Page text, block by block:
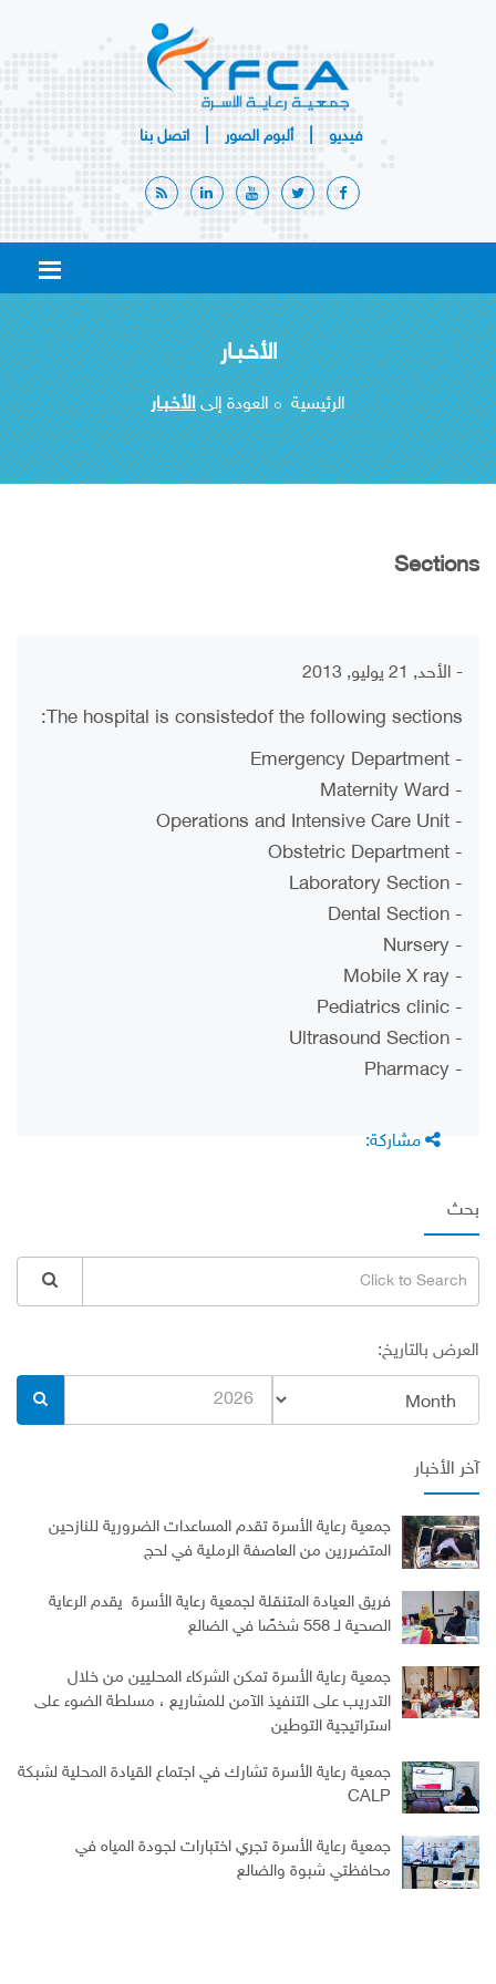
فيديو ألبومالصور اتصل بنا
الأخـبـار
الرئيسية العودة إلىالأخـبـار
Sections
- الأحد, 21 يوليو, 2013
The hospital is consistedof the following sections:
- Emergency Department
- Maternity Ward
- Operations and Intensive Care Unit
- Obstetric Department
- Laboratory Section
- Dental Section
- Nursery
- Mobile X ray
- Pediatrics clinic
- Ultrasound Section
- Pharmacy
مشاركة:
بحث
العرض بالتاريخ:
آخر الأخبار
جمعية رعاية الأسرة تقدم المساعدات الضرورية للنازحين
المتضررين من العاصفة الرملية في لحج
فريق العيادة المتنقلة لجمعية رعاية الأسرة يقدم الرعاية
الصحية لـ 558 شخصًا في الضالع
جمعية رعاية الأسرة تمكن الشركاء المحليين من خلال
التدريب على التنفيذ الآمن للمشاريع ، مسلطة الضوء على
استراتيجية التوطين
جمعية رعاية الأسرة تشارك في اجتماع القيادة المحلية لشبكة
CALP
جمعية رعاية الأسرة تجري اختبارات لجودة المياه في
محافظتي شبوة والضالع